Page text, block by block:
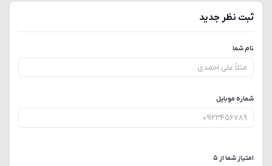
ثبت نظر جدید
نام شما
شماره موبایل
امتیاز شما از ۵